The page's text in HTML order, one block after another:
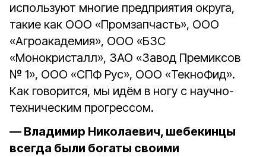
используют многие предприятия округа,
такие как ООО «Промзапчасть», ООО
«Агроакадемия», ООО «БЗС
«Монокристалл», ЗАО «Завод Премиксов
№ 1», ООО «СПФ Рус», ООО «ТекноФид».
Как говорится, мы идём в ногу с научно-
техническим прогрессом.
— Владимир Николаевич, шебекинцы
всегда были богаты своими